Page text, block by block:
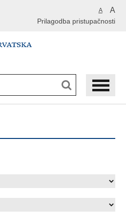
A A
Prilagodba pristupačnosti